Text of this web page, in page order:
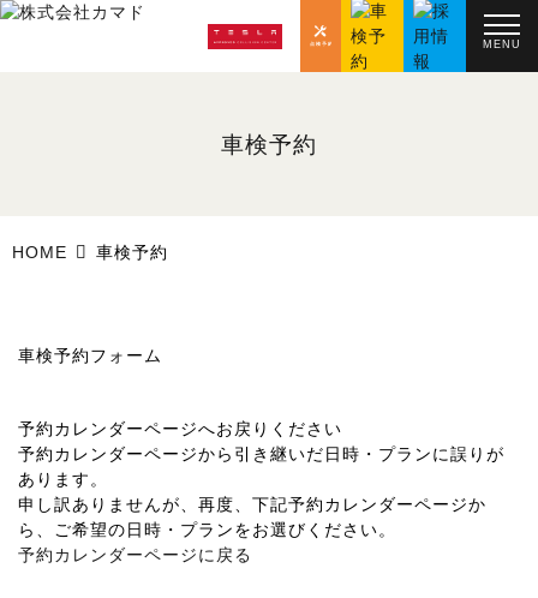
MENU
車検予約
HOME 車検予約
車検予約フォーム
予約カレンダーページへお戻りください
予約カレンダーページから引き継いだ日時・プランに誤りが
あります。
申し訳ありませんが、再度、下記予約カレンダーページか
ら、ご希望の日時・プランをお選びください。
予約カレンダーページに戻る